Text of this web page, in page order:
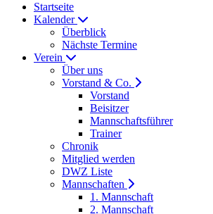
Startseite
Kalender
Überblick
Nächste Termine
Verein
Über uns
Vorstand & Co.
Vorstand
Beisitzer
Mannschaftsführer
Trainer
Chronik
Mitglied werden
DWZ Liste
Mannschaften
1. Mannschaft
2. Mannschaft